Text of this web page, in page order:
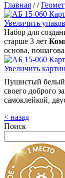
Главная //
Увеличить
Набор для
старше 3 лет
основа,
Увеличить
Пушистый белый
своего доброго
самоклейкой,
< назад
Поиск